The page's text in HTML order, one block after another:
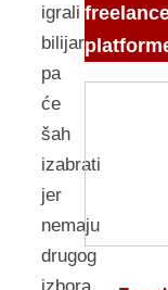
igrali
bilijar
pa
će
šah
izabrati
jer
nemaju
drugog